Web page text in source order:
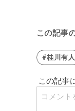
この記事
#桂川有人